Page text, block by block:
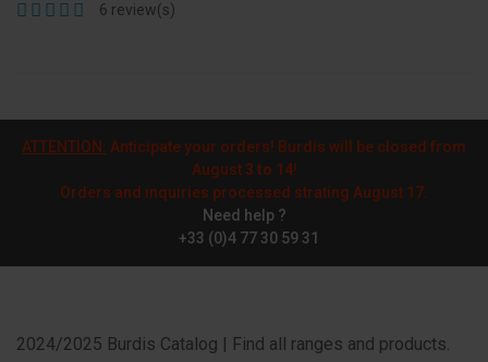
6 review(s)
ATTENTION: Anticipate your orders! Burdis will be closed from
August 3 to 14!
Orders and inquiries processed strating August 17.
Need help ?
+33 (0)4 77 30 59 31
2024/2025 Burdis Catalog | Find all ranges and products.